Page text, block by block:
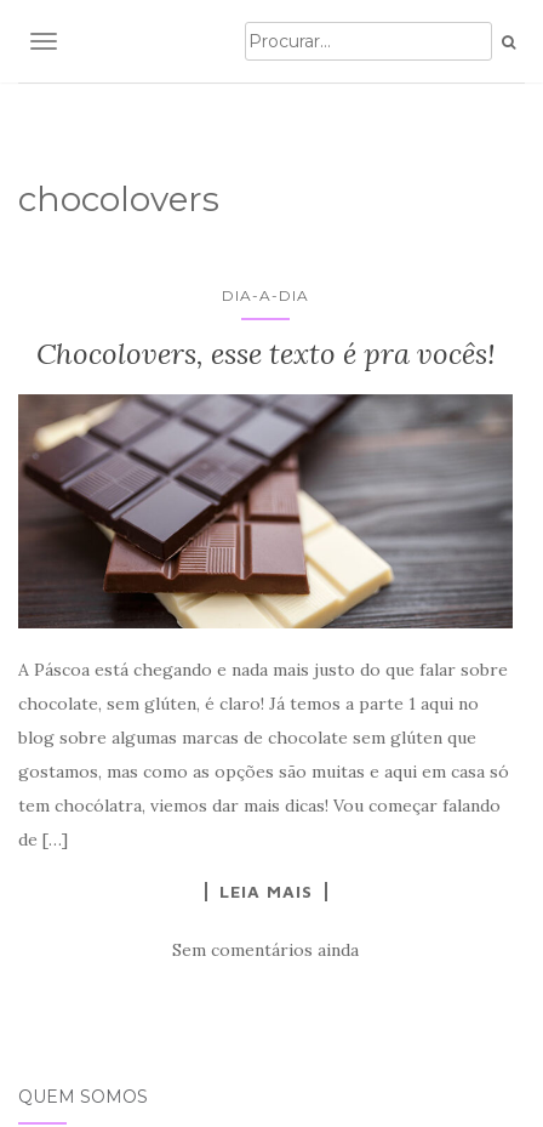
TOGGLE NAVIGATION
chocolovers
DIA-A-DIA
Chocolovers, esse texto é pra vocês!
A Páscoa está chegando e nada mais justo do que falar sobre
chocolate, sem glúten, é claro! Já temos a parte 1 aqui no
blog sobre algumas marcas de chocolate sem glúten que
gostamos, mas como as opções são muitas e aqui em casa só
tem chocólatra, viemos dar mais dicas! Vou começar falando
de […]
LEIA MAIS
Sem comentários ainda
QUEM SOMOS